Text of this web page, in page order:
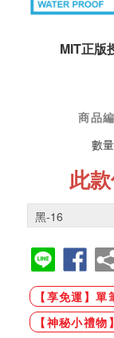
MIT正版
商品
數量
此
【享免運】
【神秘小禮